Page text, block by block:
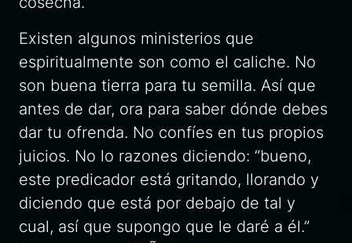
Existen algunos ministerios que
espiritualmente son como el caliche. No
son buena tierra para tu semilla. Así que
antes de dar, ora para saber dónde debes
dar tu ofrenda. No confíes en tus propios
juicios. No lo razones diciendo: “bueno,
este predicador está gritando, llorando y
diciendo que está por debajo de tal y
cual, así que supongo que le daré a él.”